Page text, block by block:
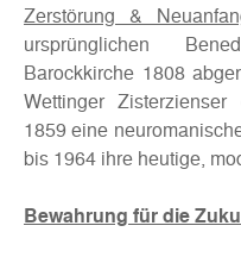
Zerstörung &
ursprünglichen
Barockkirche 1808
Wettinger
1859 eine
bis 1964 ihre heutige,
Bewahrung für die